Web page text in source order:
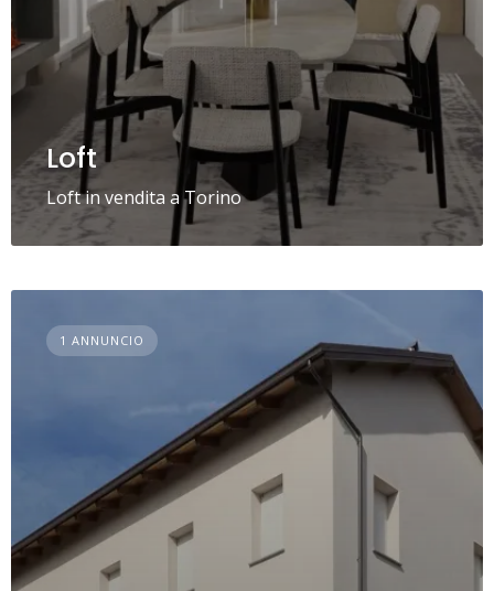
Loft
Loft in vendita a Torino
1 ANNUNCIO